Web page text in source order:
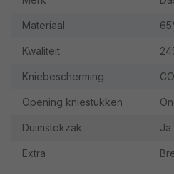
Materiaal
Kwaliteit
Kniebescherming
Opening kniestukken
Duimstokzak Ja
Extra